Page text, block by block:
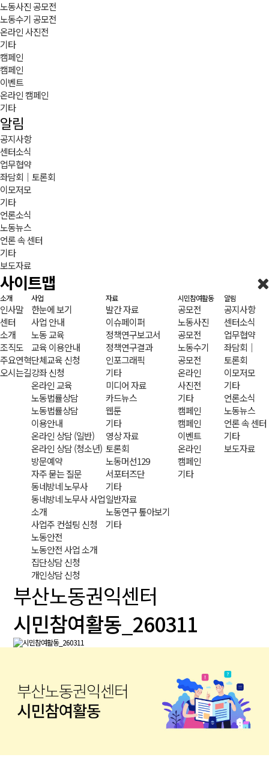
노동사진 공모전
노동수기 공모전
온라인 사진전
기타
캠페인
캠페인
이벤트
온라인 캠페인
기타
알림
공지사항
센터소식
업무협약
좌담회｜토론회
이모저모
기타
언론소식
노동뉴스
언론 속 센터
기타
보도자료
사이트맵
소개
인사말
센터
소개
조직도
주요연혁
오시는길
사업
한눈에 보기
사업 안내
노동 교육
교육 이용안내
단체교육 신청
강좌 신청
온라인 교육
노동법률상담
노동법률상담
이용안내
온라인 상담 (일반)
온라인 상담 (청소년)
방문예약
자주 묻는 질문
동네방네 노무사
동네방네 노무사 사업
소개
사업주 컨설팅 신청
노동안전
노동안전 사업 소개
집단상담 신청
개인상담 신청
자료
발간 자료
이슈페이퍼
정책연구보고서
정책연구결과
인포그래픽
기타
미디어 자료
카드뉴스
웹툰
기타
영상 자료
토론회
노동머선129
서포터즈단
기타
일반자료
노동연구 톺아보기
기타
시민참여활동
공모전
노동사진
공모전
노동수기
공모전
온라인
사진전
기타
캠페인
캠페인
이벤트
온라인
캠페인
기타
알림
공지사항
센터소식
업무협약
좌담회｜
토론회
이모저모
기타
언론소식
노동뉴스
언론 속 센터
기타
보도자료
부산노동권익센터
시민참여활동_260311